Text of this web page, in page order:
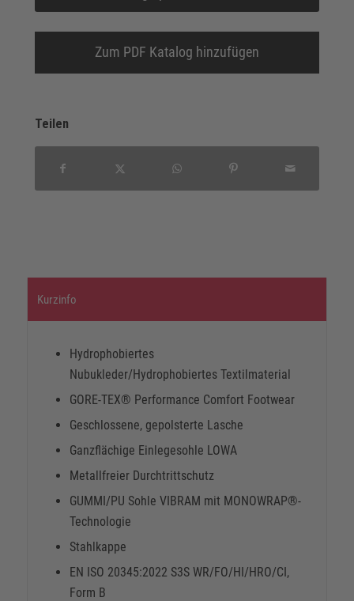
Zum PDF Katalog hinzufügen
Teilen
Kurzinfo
Hydrophobiertes
Nubukleder/Hydrophobiertes Textilmaterial
GORE-TEX® Performance Comfort Footwear
Geschlossene, gepolsterte Lasche
Ganzflächige Einlegesohle LOWA
Metallfreier Durchtrittschutz
GUMMI/PU Sohle VIBRAM mit MONOWRAP®-
Technologie
Stahlkappe
EN ISO 20345:2022 S3S WR/FO/HI/HRO/CI,
Form B